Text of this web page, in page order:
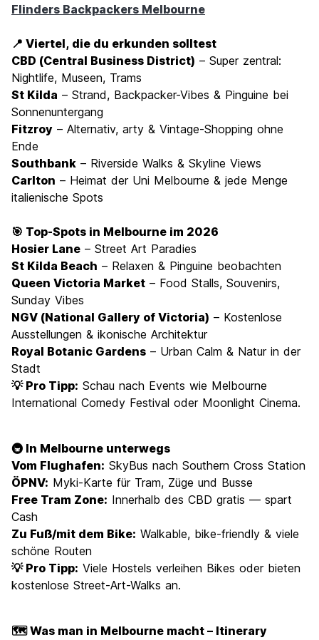
Flinders Backpackers Melbourne
📍 Viertel, die du erkunden solltest
CBD (Central Business District) – Super zentral:
Nightlife, Museen, Trams
St Kilda – Strand, Backpacker-Vibes & Pinguine bei
Sonnenuntergang
Fitzroy – Alternativ, arty & Vintage-Shopping ohne
Ende
Southbank – Riverside Walks & Skyline Views
Carlton – Heimat der Uni Melbourne & jede Menge
italienische Spots
🎯 Top-Spots in Melbourne im 2026
Hosier Lane – Street Art Paradies
St Kilda Beach – Relaxen & Pinguine beobachten
Queen Victoria Market – Food Stalls, Souvenirs,
Sunday Vibes
NGV (National Gallery of Victoria) – Kostenlose
Ausstellungen & ikonische Architektur
Royal Botanic Gardens – Urban Calm & Natur in der
Stadt
💡 Pro Tipp: Schau nach Events wie Melbourne
International Comedy Festival oder Moonlight Cinema.
🚇 In Melbourne unterwegs
Vom Flughafen: SkyBus nach Southern Cross Station
ÖPNV: Myki-Karte für Tram, Züge und Busse
Free Tram Zone: Innerhalb des CBD gratis — spart
Cash
Zu Fuß/mit dem Bike: Walkable, bike-friendly & viele
schöne Routen
💡 Pro Tipp: Viele Hostels verleihen Bikes oder bieten
kostenlose Street-Art-Walks an.
🗺️ Was man in Melbourne macht – Itinerary